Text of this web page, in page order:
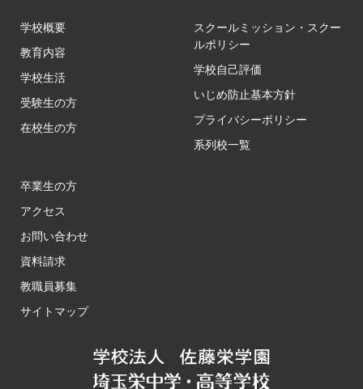
学校概要
教育内容
学校生活
受験生の方
在校生の方
スクールミッション・スクー
ルポリシー
学校自己評価
いじめ防止基本方針
プライバシーポリシー
系列校一覧
卒業生の方
アクセス
お問い合わせ
資料請求
教職員募集
サイトマップ